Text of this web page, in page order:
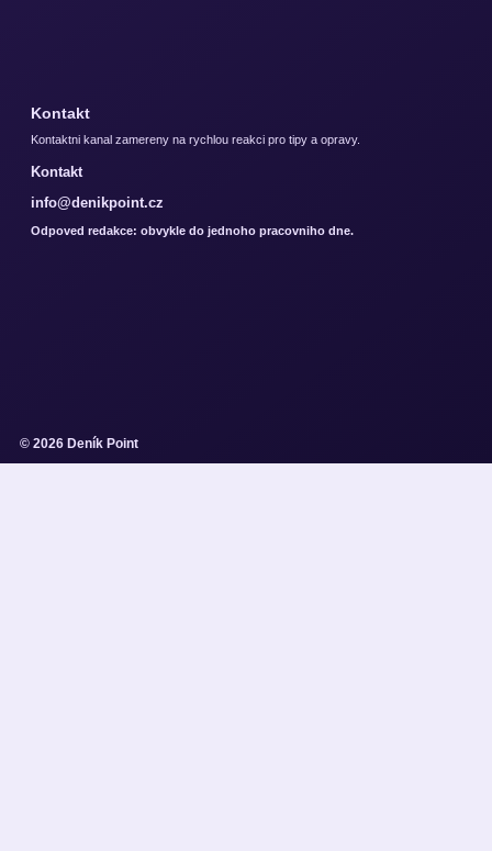
Kontakt
Kontaktni kanal zamereny na rychlou reakci pro tipy a opravy.
Kontakt
info@denikpoint.cz
Odpoved redakce: obvykle do jednoho pracovniho dne.
© 2026 Deník Point